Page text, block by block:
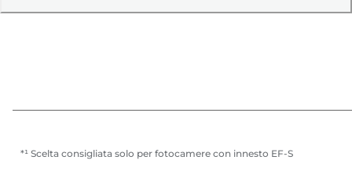
*¹ Scelta consigliata solo per fotocamere con innesto EF-S